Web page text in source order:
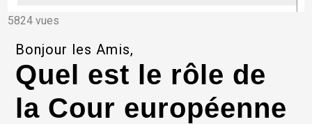
5824 vues
Bonjour les Amis,
Quel est le rôle de
la Cour européenne